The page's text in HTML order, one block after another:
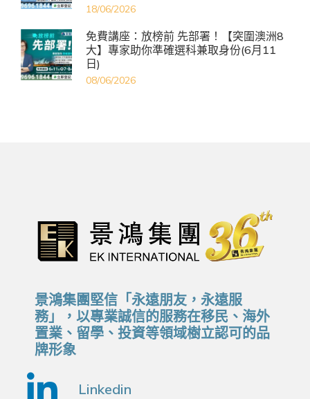
18/06/2026
免費講座：放榜前 先部署！【突圍澳洲8
大】專家助你準確選科兼取身份(6月11
日)
08/06/2026
景鴻集團堅信「永遠朋友，永遠服
務」，以專業誠信的服務在移民、海外
置業、留學、投資等領域樹立認可的品
牌形象
Linkedin